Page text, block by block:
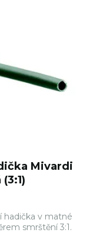
Mivardi
hadička v matné
smrštění 3:1.